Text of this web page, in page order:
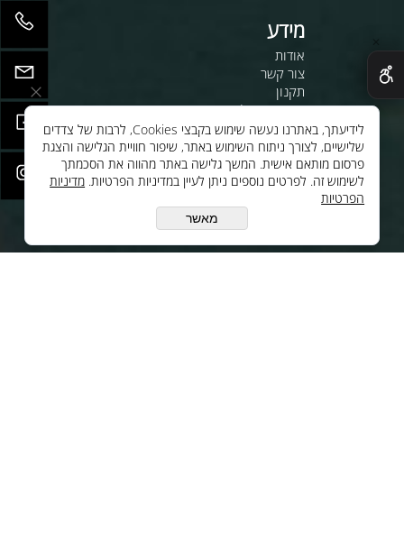
מידע
אודות
צור קשר
תקנון
מדיניות משלוחים
משרות
לחנות שלנו - לרכישה ברשת
לסי.איי.אל טכנולוגיות 1997 בע"מ
יצירת קשר
לידיעתך, באתרנו נעשה שימוש בקבצי Cookies, לרבות של צדדים
שלישיים, לצורך ניתוח השימוש באתר, שיפור חוויית הגלישה והצגת
פרסום מותאם אישית. המשך גלישה באתר מהווה את הסכמתך
לשימוש זה. לפרטים נוספים ניתן לעיין במדיניות הפרטיות. מדיניות
הפרטיות
מאשר